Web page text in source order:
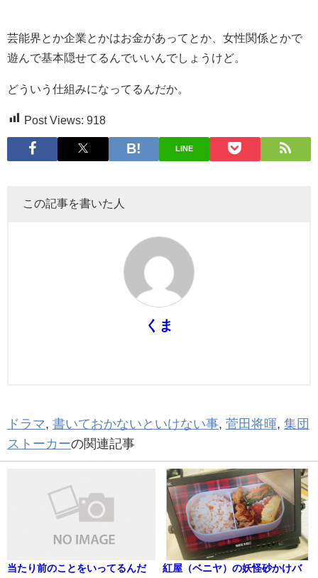
芸能界とか企業とかはお金があってとか、女性関係とかで
遊んで基本隠せてるんでいいんでしょうけど。
どういう仕組みになってるんだか。
Post Views: 918
LINE
この記事を書いた人
くま
ドラマ, 書いておかないといけない事, 菅田将暉, 集団
ストーカーの関連記事
当たり前のことをいってるんだ
紅屋（ベニヤ）の妖怪砂かけバ